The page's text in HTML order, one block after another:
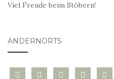
Viel Freude beim Stöbern!
ANDERNORTS
bloglovininstagramtwitter pinterest
mail